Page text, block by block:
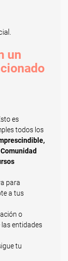
un
es
todos los
para
a tus
o
entidades
tu